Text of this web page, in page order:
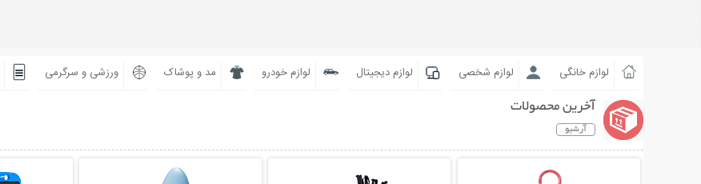
لوازم خانگی لوازم شخصی لوازم دیجیتال لوازم خودرو مد و پوشاک ورزشی و سرگرمی
آخرین محصولات
آرشیو